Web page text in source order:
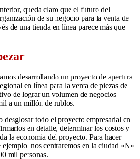
queda claro que el futuro del
de su negocio para la venta de
de una tienda en línea parece más que
desarrollando un proyecto de apertura
en línea para la venta de piezas de
de lograr un volumen de negocios
a un millón de rublos.
desglosar todo el proyecto empresarial en
en detalle, determinar los costos y
la economía del proyecto. Para hacer
ejemplo, nos centraremos en la ciudad «N»
mil personas.